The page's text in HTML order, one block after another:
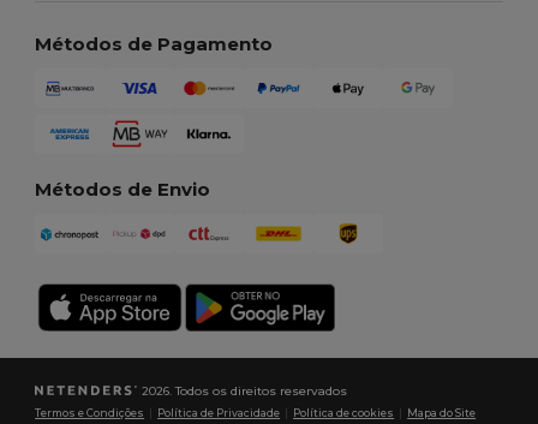
Métodos de Pagamento
Métodos de Envio
2026. Todos os direitos reservados
Termos e Condições Política de Privacidade Política de cookies Mapa do Site